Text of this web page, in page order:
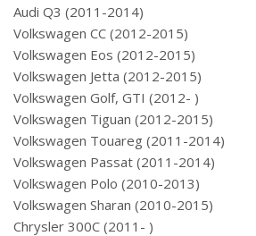
Audi Q3 (2011-2014)
Volkswagen CC (2012-2015)
Volkswagen Eos (2012-2015)
Volkswagen Jetta (2012-2015)
Volkswagen Golf, GTI (2012- )
Volkswagen Tiguan (2012-2015)
Volkswagen Touareg (2011-2014)
Volkswagen Passat (2011-2014)
Volkswagen Polo (2010-2013)
Volkswagen Sharan (2010-2015)
Chrysler 300C (2011- )